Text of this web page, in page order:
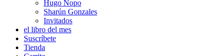
Hugo Ñopo
Sharún Gonzales
Invitados
el libro del mes
Suscríbete
Tienda